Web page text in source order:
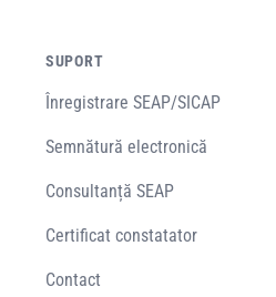
SUPORT
Înregistrare SEAP/SICAP
Semnătură electronică
Consultanță SEAP
Certificat constatator
Contact